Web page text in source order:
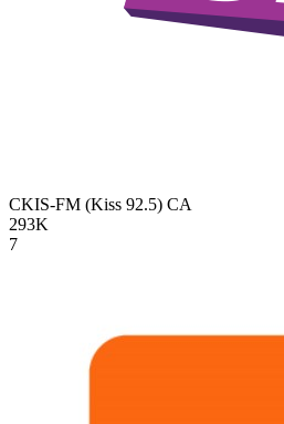
CKIS-FM (Kiss 92.5) CA
293K
7